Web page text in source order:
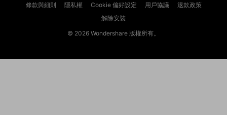
條款與細則 隱私權 Cookie 偏好設定 用戶協議
退款政策
解除安裝
© 2026 Wondershare 版權所有。